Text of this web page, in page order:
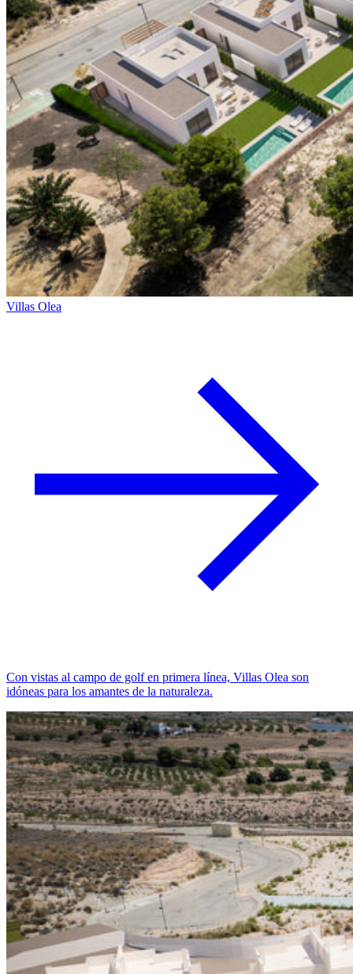
Villas Olea
Con vistas al campo de golf en primera línea, Villas Olea son
idóneas para los amantes de la naturaleza.